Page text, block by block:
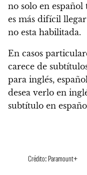
no solo en
es más difícil
no esta habilitada.
En casos
carece de
para inglés,
desea verlo en
subtítulo en
Crédito: Paramount+